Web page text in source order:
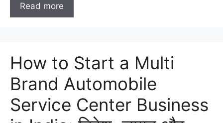
Read more
How to Start a Multi
Brand Automobile
Service Center Business